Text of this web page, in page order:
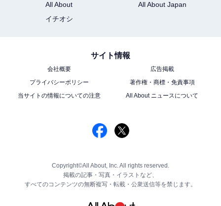
All About
All About Japan
イチオシ
サイト情報
会社概要
広告掲載
プライバシーポリシー
著作権・商標・免責事項
当サイトの情報についての注意
All About ニュースについて
Copyright©All About, Inc. All rights reserved.
掲載の記事・写真・イラストなど、
すべてのコンテンツの無断複写・転載・公衆送信等を禁じます。